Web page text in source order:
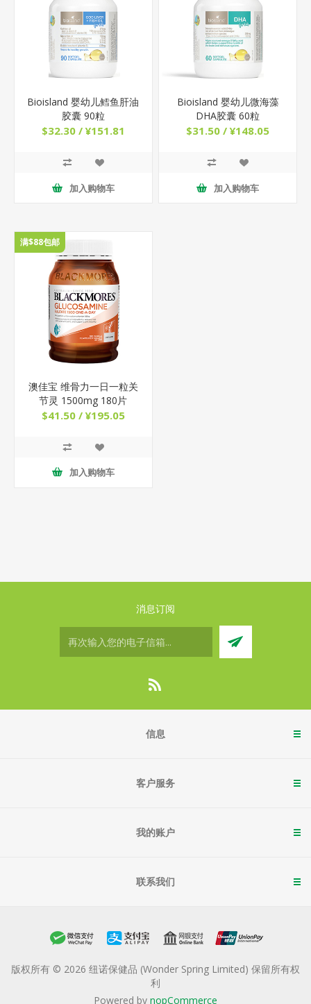
Bioisland 婴幼儿鳕鱼肝油
胶囊 90粒
$32.30 / ¥151.81
加入购物车
Bioisland 婴幼儿微海藻
DHA胶囊 60粒
$31.50 / ¥148.05
加入购物车
满$88包邮
澳佳宝 维骨力一日一粒关
节灵 1500mg 180片
$41.50 / ¥195.05
加入购物车
消息订阅
信息
客户服务
我的账户
联系我们
版权所有 © 2026 纽诺保健品 (Wonder Spring Limited) 保留所有权
利
Powered by nopCommerce